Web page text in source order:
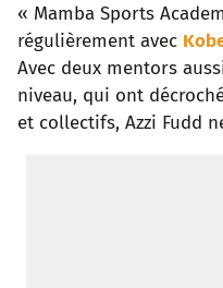
« Mamba Sports
régulièrement avec
Avec deux mentors
niveau, qui ont
et collectifs, Azzi Fudd